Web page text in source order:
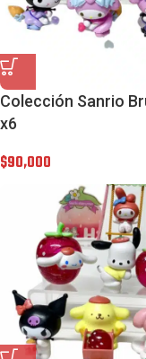
Colección Sanrio
x6
$90,000